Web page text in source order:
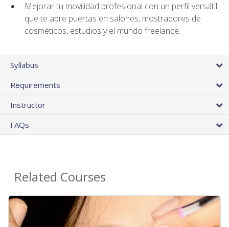
Mejorar tu movilidad profesional con un perfil versátil
que te abre puertas en salones, mostradores de
cosméticos, estudios y el mundo freelance.
Syllabus
Requirements
Instructor
FAQs
Related Courses